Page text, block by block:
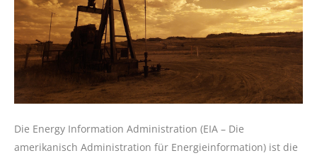
Die Energy Information Administration (EIA – Die
amerikanisch Administration für Energieinformation) ist die